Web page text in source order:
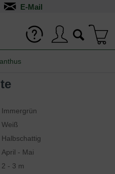
Immergrün
Weiß
Halbschattig
April - Mai
2 - 3 m